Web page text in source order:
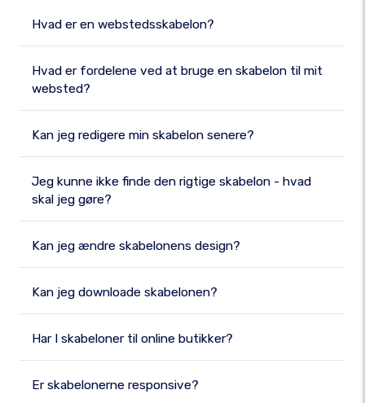
Hvad er en webstedsskabelon?
Hvad er fordelene ved at bruge en skabelon til mit
websted?
Kan jeg redigere min skabelon senere?
Jeg kunne ikke finde den rigtige skabelon - hvad
skal jeg gøre?
Kan jeg ændre skabelonens design?
Kan jeg downloade skabelonen?
Har I skabeloner til online butikker?
Er skabelonerne responsive?